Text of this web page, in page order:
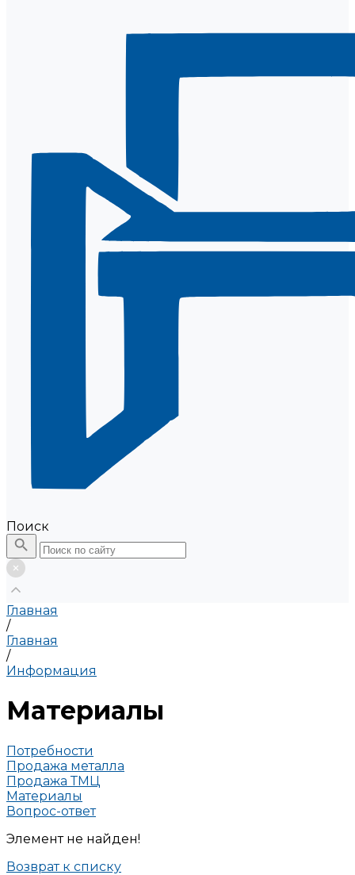
Поиск
Главная
/
Главная
/
Информация
Материалы
Потребности
Продажа металла
Продажа ТМЦ
Материалы
Вопрос-ответ
Элемент не найден!
Возврат к списку